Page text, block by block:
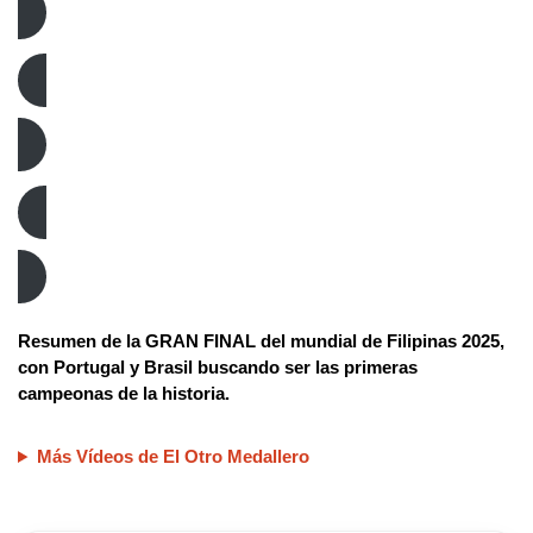
Resumen de la GRAN FINAL del mundial de Filipinas 2025,
con Portugal y Brasil buscando ser las primeras
campeonas de la historia.
Más Vídeos de El Otro Medallero